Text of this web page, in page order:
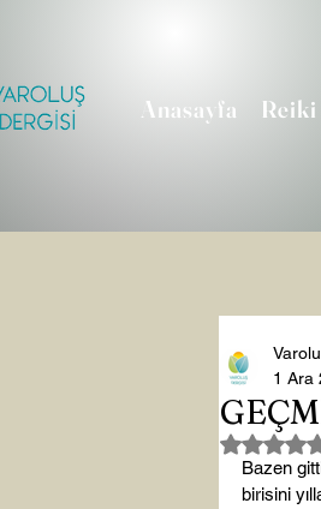
Anasayfa Reiki
1 Ara
5
Bazen
birisini